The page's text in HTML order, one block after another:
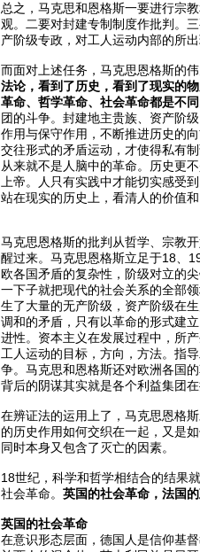
总之，马克思和恩格斯一要进行宗
观。二要对封建专制制度作批判。
产阶级专政，对工人运动内部的所
而面对上述任务，马克思恩格斯的
法论，看到了历史，看到了现实的
革命、哲学革命、社会革命都是不
团的斗争。封建地主贵族、资产阶
作用与保守作用，不断推进历史的
交往形式的矛盾运动，才使得私有
从来就不是人脑中的革命。历史更
上帝。人只有实践中才能切实感受
站在现实的历史上，看清人的价值
马克思恩格斯的批判从哲学、宗教
醒过来。马克思恩格斯立足于18、
欧各国矛盾的复杂性，阶级对立的
一下子就把现代的社会关系的全部
生了大量的无产阶级，资产阶级在
调和的矛盾，只有以革命的形式建
进性。资本主义在发展过程中，所
工人运动的目标，方向，方法。指
争。马克思和恩格斯还对欧洲各国
背后的阴谋其实就是各个利益集团
在辨证法的运用上了，马克思恩格
的历史作用如何交织在一起，又是
同时本身又包含了灭亡的因素。
18世纪，科学和哲学相结合的结果
社会革命。 英国的社会革命，法国
英国的社会革命
在意识形态层面，德国人是信仰基